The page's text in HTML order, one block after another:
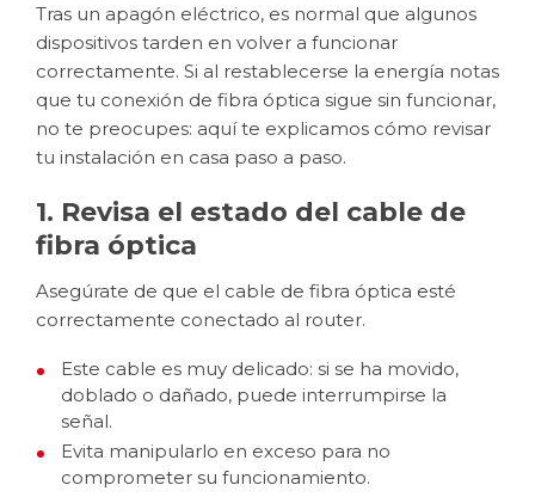
Tras un apagón eléctrico, es normal que algunos
dispositivos tarden en volver a funcionar
correctamente. Si al restablecerse la energía notas
que tu conexión de fibra óptica sigue sin funcionar,
no te preocupes: aquí te explicamos cómo revisar
tu instalación en casa paso a paso.
1. Revisa el estado del cable de
fibra óptica
Asegúrate de que el cable de fibra óptica esté
correctamente conectado al router.
Este cable es muy delicado: si se ha movido,
doblado o dañado, puede interrumpirse la
señal.
Evita manipularlo en exceso para no
comprometer su funcionamiento.